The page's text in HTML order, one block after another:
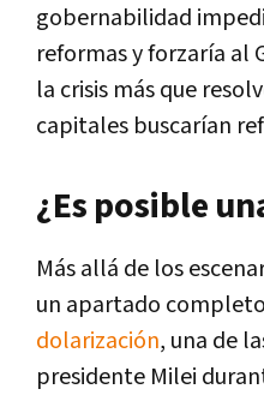
gobernabilidad
reformas yforzaría al
la crisis más que
capitales buscarían
¿Es posible
Más allá de los
un apartado
dolarización, una de
presidente Milei